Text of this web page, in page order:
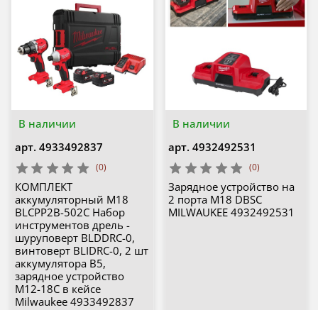
В наличии
арт. 4933492837
(0)
КОМПЛЕКТ
аккумуляторный M18
BLCPP2B-502C Набор
инструментов дрель -
шуруповерт BLDDRC-0,
винтоверт BLIDRC-0, 2 шт
аккумулятора B5,
зарядное устройство
M12-18C в кейсе
Milwaukee 4933492837
В наличии
арт. 4932492531
(0)
Зарядное устройство на
2 порта M18 DBSC
MILWAUKEE 4932492531